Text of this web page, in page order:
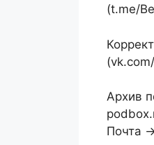
(t.me/
Архив
Почта